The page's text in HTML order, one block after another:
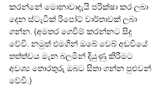
කරන්නේ මොනාවාදැයි පරික්ෂා කර ලබා
දෙන ස්ටැටික් රිපෝට් වාර්තාවක් ලබා
ගන්න. (අමතර ගෙවීම් කරන්නට සිදු
වේවි. නමුත් එමගින් ඔබේ වෙබ් අඩවියේ
තත්ත්වය මැන බලමින් දියුණු කිරීමට
අවශ්‍ය තොරතුරු ඔබට සිතා ගන්න පුළුවන්
වේවි.)